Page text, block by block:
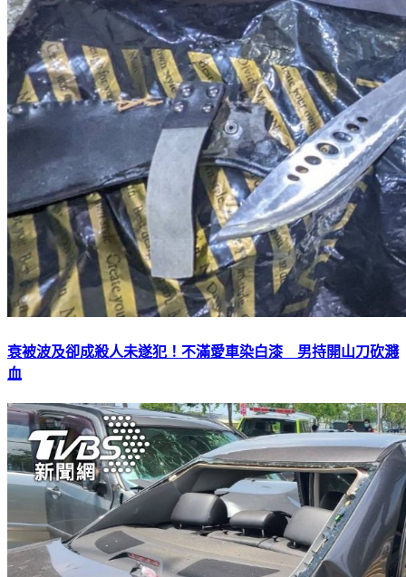
衰被波及卻成殺人未遂犯！不滿愛車染白漆 男持開山刀砍濺
血